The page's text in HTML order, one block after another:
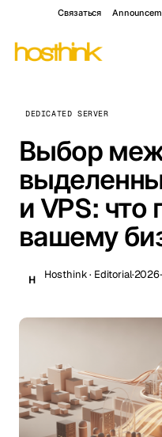
Связаться
DEDICATED SERVER
Выбор
и VPS: что
вашему
H Hosthink · Editorial·